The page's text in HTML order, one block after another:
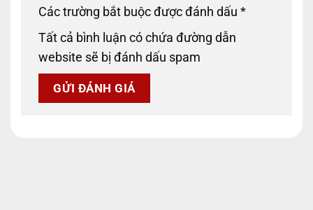
Các trường bắt buộc được đánh dấu *
Tất cả bình luận có chứa đường dẫn
website sẽ bị đánh dấu spam